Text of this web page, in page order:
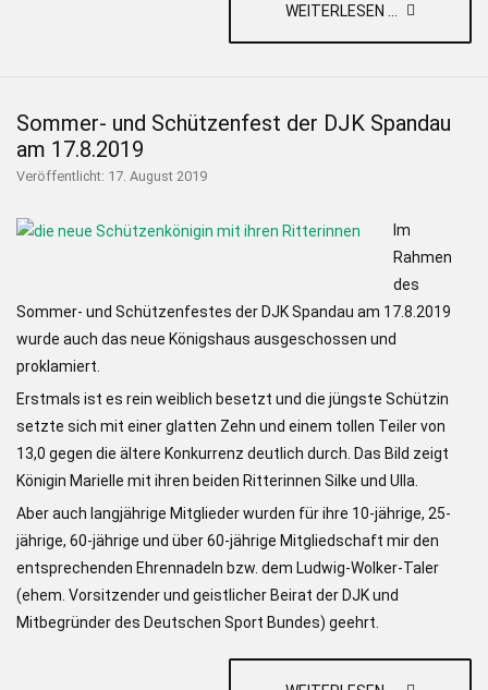
WEITERLESEN ...
Sommer- und Schützenfest der DJK Spandau
am 17.8.2019
Veröffentlicht: 17. August 2019
Im
Rahmen
des
Sommer- und Schützenfestes der DJK Spandau am 17.8.2019
wurde auch das neue Königshaus ausgeschossen und
proklamiert.
Erstmals ist es rein weiblich besetzt und die jüngste Schützin
setzte sich mit einer glatten Zehn und einem tollen Teiler von
13,0 gegen die ältere Konkurrenz deutlich durch. Das Bild zeigt
Königin Marielle mit ihren beiden Ritterinnen Silke und Ulla.
Aber auch langjährige Mitglieder wurden für ihre 10-jährige, 25-
jährige, 60-jährige und über 60-jährige Mitgliedschaft mir den
entsprechenden Ehrennadeln bzw. dem Ludwig-Wolker-Taler
(ehem. Vorsitzender und geistlicher Beirat der DJK und
Mitbegründer des Deutschen Sport Bundes) geehrt.